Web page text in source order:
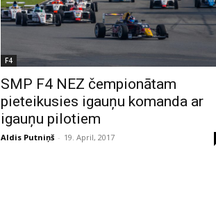
F4
SMP F4 NEZ čempionātam
pieteikusies igauņu komanda ar
igauņu pilotiem
Aldis Putniņš - 19. April, 2017